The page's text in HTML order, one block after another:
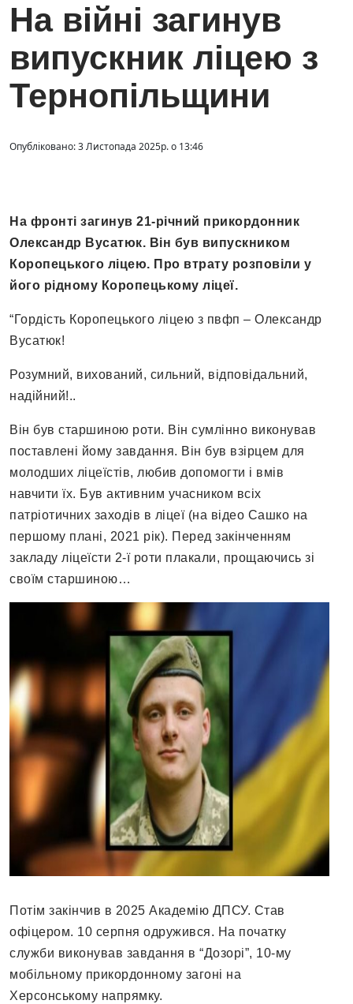
На війні загинув
випускник ліцею з
Тернопільщини
Опубліковано: 3 Листопада 2025р. о 13:46
На фронті загинув 21-річний прикордонник
Олександр Вусатюк. Він був випускником
Коропецького ліцею. Про втрату розповіли у
його рідному Коропецькому ліцеї.
“Гордість Коропецького ліцею з пвфп – Олександр
Вусатюк!
Розумний, вихований, сильний, відповідальний,
надійний!..
Він був старшиною роти. Він сумлінно виконував
поставлені йому завдання. Він був взірцем для
молодших ліцеїстів, любив допомогти і вмів
навчити їх. Був активним учасником всіх
патріотичних заходів в ліцеї (на відео Сашко на
першому плані, 2021 рік). Перед закінченням
закладу ліцеїсти 2-ї роти плакали, прощаючись зі
своїм старшиною…
Потім закінчив в 2025 Академію ДПСУ. Став
офіцером. 10 серпня одружився. На початку
служби виконував завдання в “Дозорі”, 10-му
мобільному прикордонному загоні на
Херсонському напрямку.